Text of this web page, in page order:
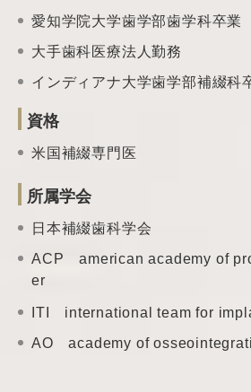
愛知学院大学歯学部歯学科卒業
大手歯科医療法人勤務
インディアナ大学歯学部補綴科
資格
米国補綴専門医
所属学会
日本補綴歯科学会
ACP american academy of
er
ITI international teamfor
AO academy of